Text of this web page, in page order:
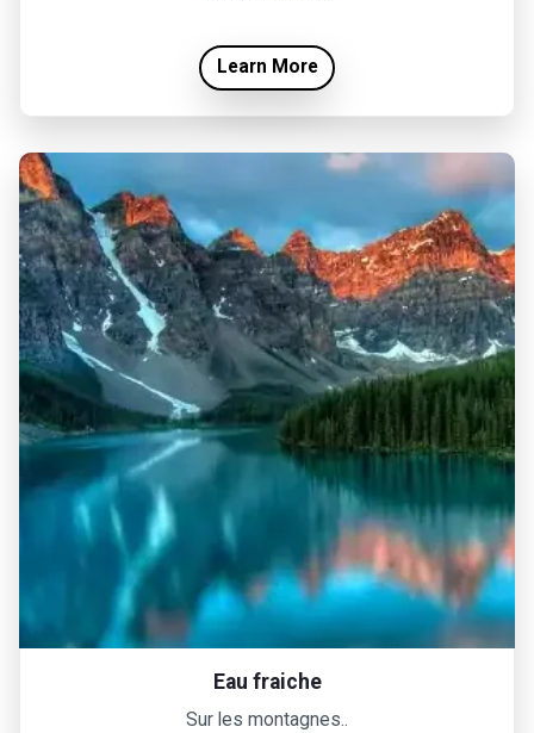
Learn More
Eau fraiche
Sur les montagnes..